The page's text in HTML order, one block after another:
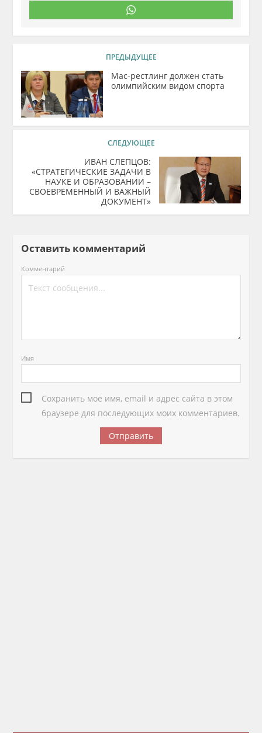
ПРЕДЫДУЩЕЕ
Мас-рестлинг должен стать
олимпийским видом спорта
СЛЕДУЮЩЕЕ
ИВАН СЛЕПЦОВ:
«СТРАТЕГИЧЕСКИЕ ЗАДАЧИ В
НАУКЕ И ОБРАЗОВАНИИ –
СВОЕВРЕМЕННЫЙ И ВАЖНЫЙ
ДОКУМЕНТ»
Оставить комментарий
Комментарий
Имя
Сохранить моё имя, email и адрес сайта в этом
браузере для последующих моих комментариев.